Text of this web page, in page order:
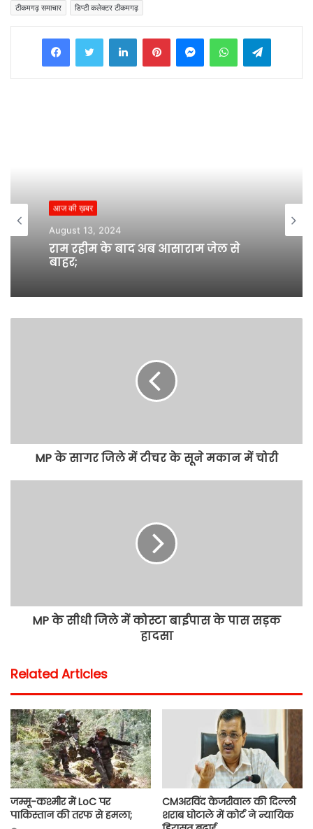
टीकमगढ़ समाचार
डिप्टी कलेक्टर टीकमगढ़
आज की ख़बर
August 13, 2024
राम रहीम के बाद अब आसाराम जेल से
बाहर;
MP के सागर जिले में टीचर के सूने मकान में चोरी
MP के सीधी जिले में कोस्टा बाईपास के पास सड़क
हादसा
Related Articles
जम्मू-कश्मीर में LoC पर
पाकिस्तान की तरफ से हमला;
CMअरविंद केजरीवाल की दिल्ली
शराब घोटाले में कोर्ट ने न्यायिक